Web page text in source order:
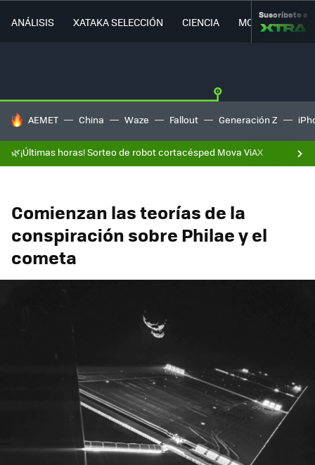
ANÁLISIS XATAKA SELECCIÓN CIENCIA MOVILIDAD
Suscríbete a
HOY SE HABLA DE
AEMET China Waze Fallout Generación Z
🌿¡Últimas horas! Sorteo de robot cortacésped Mova ViAX
Comienzan las teorías de la
conspiración sobre Philae y el
cometa